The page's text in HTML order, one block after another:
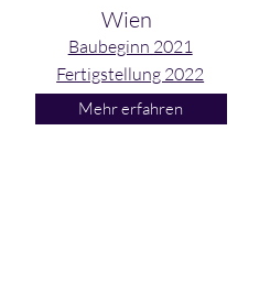
Wien
Baubeginn 2021
Fertigstellung 2022
Mehr erfahren